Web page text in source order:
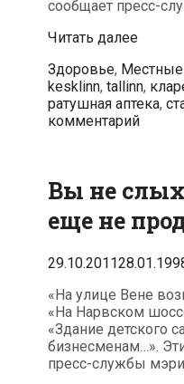
сообщает пресс-
Читать далее
будет
кларет
Рубрики
Здоровье,
kesklinn, tallinn,
ратушная аптека,
комментарий
Вы не
еще не
29.10.2011
«На улице Вене
«На Нарвском
«Здание детского
бизнесменам…».
пресс-службы